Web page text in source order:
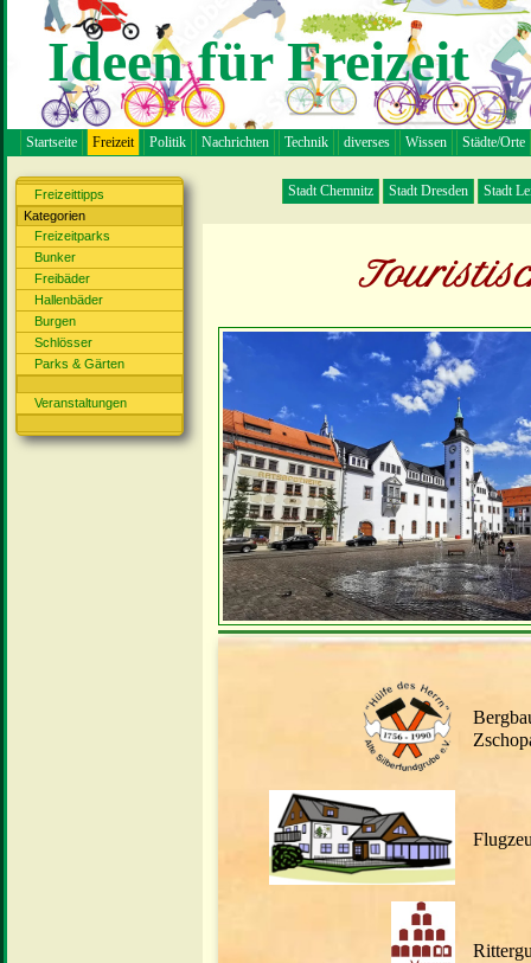
Ideen für Freizeit
Startseite Freizeit Politik Nachrichten Technik diverses Wissen Städte/Orte
Freizeittipps
Kategorien
Freizeitparks
Bunker
Freibäder
Hallenbäder
Burgen
Schlösser
Parks & Gärten
Veranstaltungen
Stadt Chemnitz Stadt Dresden Stadt